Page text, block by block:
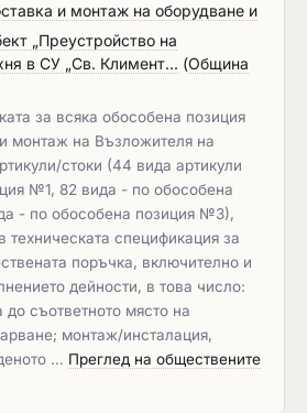
и монтаж на оборудване и
„Преустройство на
в СУ „Св. Климент... (Община
за всяка обособена позиция
монтаж на Възложителя на
стоки (44 вида артикули
№1, 82 вида - по обособена
- по обособена позиция №3),
техническата спецификация за
поръчка, включително и
дейности, в това число:
до съответното място на
монтаж/инсталация,
… Преглед на обществените